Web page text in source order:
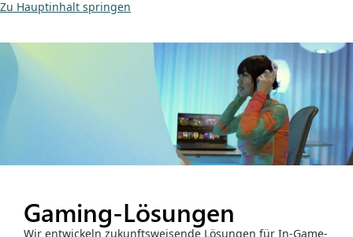
Zu Hauptinhalt springen
Gaming-Lösungen
Wir entwickeln zukunftsweisende Lösungen für In-Game-